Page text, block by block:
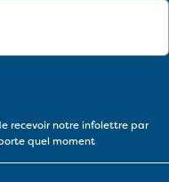
recevoir notre infolettre par
quel moment